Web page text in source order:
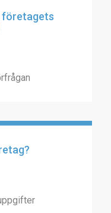
företagets